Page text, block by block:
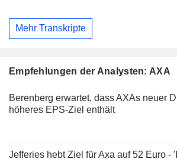
Mehr Transkripte
Empfehlungen der Analysten: AXA
Berenberg erwartet, dass AXAs neuer
höheres EPS-Ziel enthält
Jefferies hebt Ziel für Axa auf 52 Euro -